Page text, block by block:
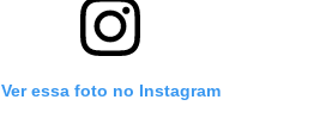
Ver essa foto no Instagram